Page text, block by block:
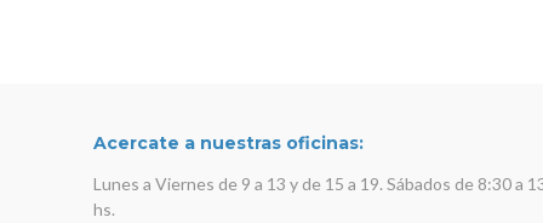
Acercate a nuestras oficinas:
Lunes a Viernes de 9 a 13 y de 15 a 19. Sábados de 8:30 a
hs.